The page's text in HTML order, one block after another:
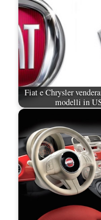
Fiat e Chrysler
modelli in